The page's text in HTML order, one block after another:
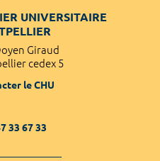
UNIVERSITAIRE
Giraud
cedex 5
le CHU
33 67 33